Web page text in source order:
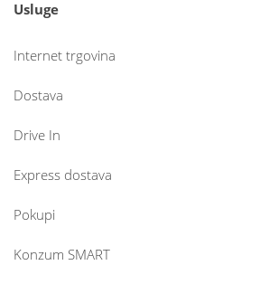
Usluge
Internet trgovina
Dostava
Drive In
Express dostava
Pokupi
Konzum SMART